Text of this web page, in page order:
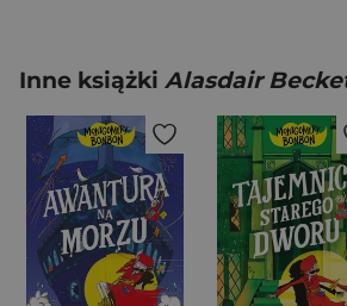
Inne książki Alasdair